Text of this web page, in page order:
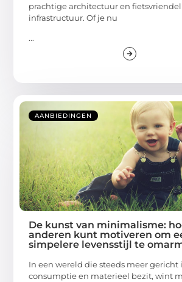
prachtige architectuur en
infrastructuur. Of je nu
...
AANBIEDINGEN
De kunst van minimalisme:
anderen kunt motiveren om
simpelere levensstijl te
In een wereld die steeds meer gericht
consumptie en materieel bezit, wint